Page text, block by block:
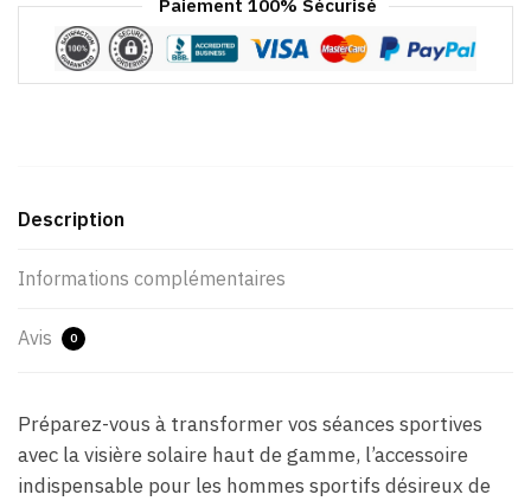
Paiement 100% Sécurisé
Description
Informations complémentaires
Avis 0
Préparez-vous à transformer vos séances sportives
avec la visière solaire haut de gamme, l’accessoire
indispensable pour les hommes sportifs désireux de